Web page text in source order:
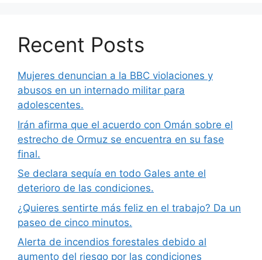
Recent Posts
Mujeres denuncian a la BBC violaciones y
abusos en un internado militar para
adolescentes.
Irán afirma que el acuerdo con Omán sobre el
estrecho de Ormuz se encuentra en su fase
final.
Se declara sequía en todo Gales ante el
deterioro de las condiciones.
¿Quieres sentirte más feliz en el trabajo? Da un
paseo de cinco minutos.
Alerta de incendios forestales debido al
aumento del riesgo por las condiciones